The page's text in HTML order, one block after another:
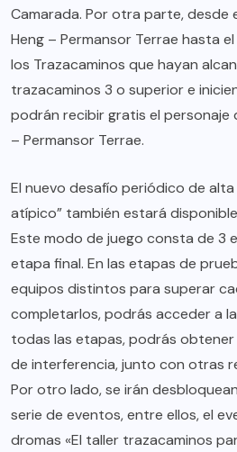
Camarada. Por otra parte, desde
Heng – Permansor Terrae hasta
los Trazacaminos que hayan
trazacaminos 3 o superior e
podrán recibir gratis el personaje
– Permansor Terrae.
El nuevo desafío periódico de
atípico” también estará
Este modo de juego consta de 3
etapa final. En las etapas de
equipos distintos para superar
completarlos, podrás acceder a
todas las etapas, podrás
de interferencia, junto con otras
Por otro lado, se irán
serie de eventos, entre ellos, el
dromas «El taller trazacaminos